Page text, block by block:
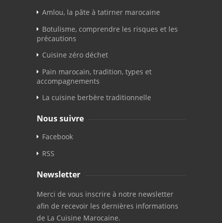
Amlou, la pâte à tatirner marocaine
Botulisme, comprendre les risques et les
précautions
Cuisine zéro déchet
Pain marocain, tradition, types et
accompagnements
La cuisine berbère traditionnelle
Nous suivre
Facebook
RSS
Newsletter
Merci de vous inscrire à notre newsletter
afin de recevoir les dernières informations
de La Cuisine Marocaine.